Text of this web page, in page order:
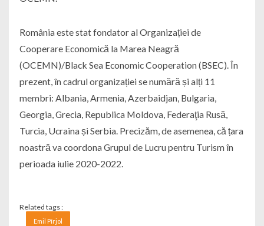
România este stat fondator al Organizației de
Cooperare Economică la Marea Neagră
(OCEMN)/Black Sea Economic Cooperation (BSEC). În
prezent, în cadrul organizației se numără și alți 11
membri: Albania, Armenia, Azerbaidjan, Bulgaria,
Georgia, Grecia, Republica Moldova, Federaţia Rusă,
Turcia, Ucraina și Serbia. Precizăm, de asemenea, că țara
noastră va coordona Grupul de Lucru pentru Turism în
perioada iulie 2020-2022.
Related tags :
Emil Pîrjol